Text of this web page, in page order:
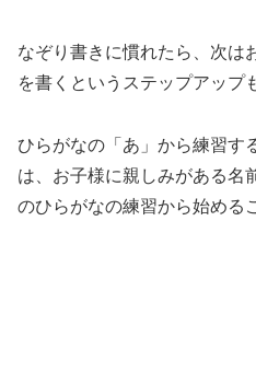
なぞり書きに慣れたら、次は
を書くというステップアップ
ひらがなの「あ」から練習す
は、お子様に親しみがある名
のひらがなの練習から始める